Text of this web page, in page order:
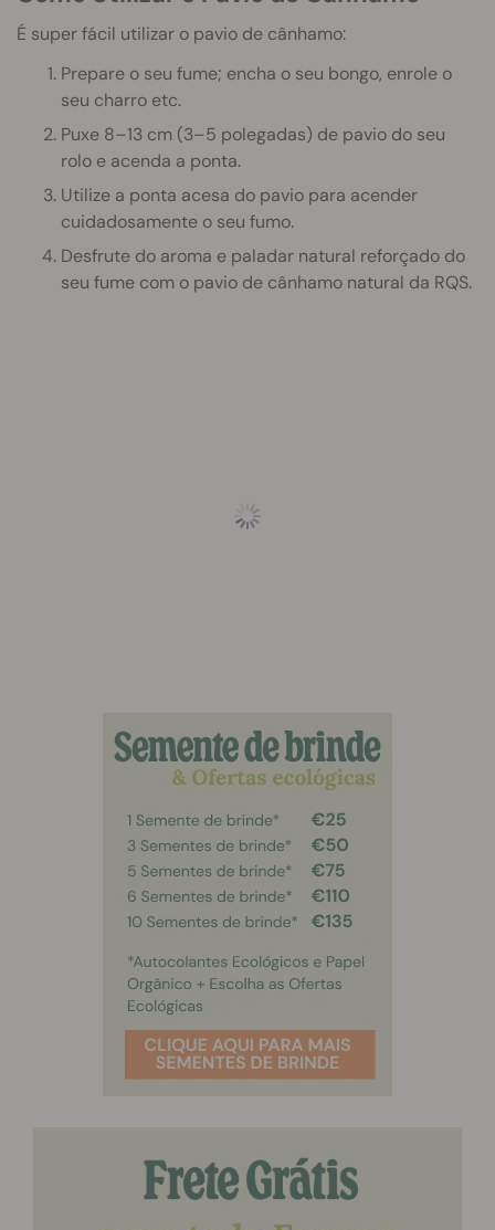
É super fácil utilizar o pavio de cânhamo:
Prepare o seu fume; encha o seu bongo, enrole o
seu charro etc.
Puxe 8–13 cm (3–5 polegadas) de pavio do seu
rolo e acenda a ponta.
Utilize a ponta acesa do pavio para acender
cuidadosamente o seu fumo.
Desfrute do aroma e paladar natural reforçado do
seu fume com o pavio de cânhamo natural da RQS.